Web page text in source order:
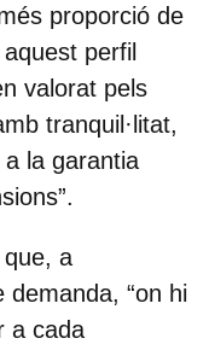
proporció de
perfil
valorat pels
tranquil·litat,
la garantia
a
“on hi
a cada